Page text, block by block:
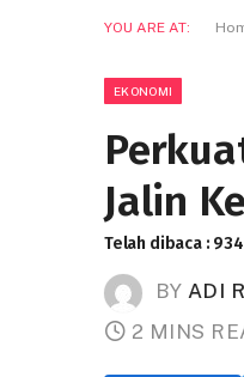
YOU ARE AT:
EKONOMI
Jalin
Telah dibaca :
BY ADI
2 MINS